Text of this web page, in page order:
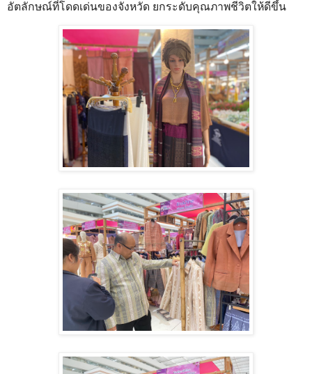
อัตลักษณ์ที่โดดเด่นของจังหวัด ยกระดับคุณภาพชีวิตให้ดีขึ้น